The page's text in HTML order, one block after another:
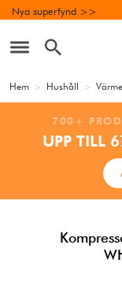
Nya superfynd >>
Hem > Hushåll >
700+
UPP TILL